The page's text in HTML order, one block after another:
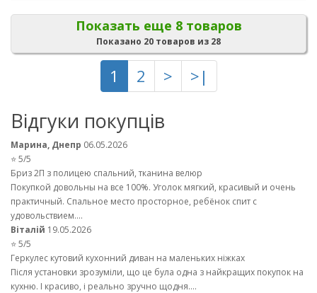
Показать еще 8 товаров
Показано 20 товаров из 28
1 2 > >|
Відгуки покупців
Марина, Днепр 06.05.2026
⭐ 5/5
Бриз 2П з полицею спальний, тканина велюр
Покупкой довольны на все 100%. Уголок мягкий, красивый и очень
практичный. Спальное место просторное, ребёнок спит с
удовольствием....
Віталій 19.05.2026
⭐ 5/5
Геркулес кутовий кухонний диван на маленьких ніжках
Після установки зрозуміли, що це була одна з найкращих покупок на
кухню. І красиво, і реально зручно щодня....